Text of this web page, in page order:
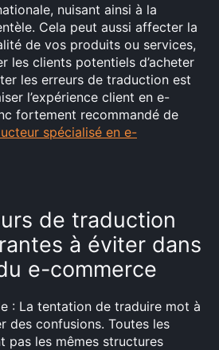
nuisant ainsi à la
Cela peut aussi affecter la
de vos produits ou services,
les clients potentiels d’acheter
les erreurs de traduction est
l’expérience client en e-
fortement recommandé de
spécialisé en e-
de traduction
à éviter dans
e-commerce
: La tentation de traduire mot à
des confusions. Toutes les
pas les mêmes structures
×